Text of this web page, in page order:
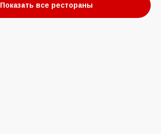
Показать все рестораны